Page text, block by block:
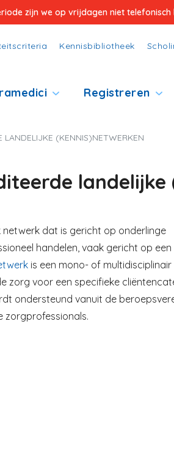
zijn we op vrijdagen niet
Kennisbibliotheek
Registreren
LANDELIJKE (KENNIS)NETWERKEN
dat is gericht op onderlinge
handelen, vaak gericht op een
is een mono- of
zorg voor een specifieke
ondersteund vanuit de
zorgprofessionals.